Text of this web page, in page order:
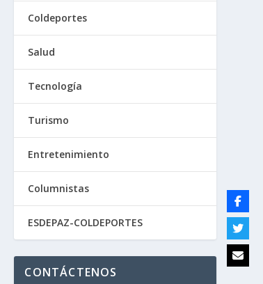
Coldeportes
Salud
Tecnología
Turismo
Entretenimiento
Columnistas
ESDEPAZ-COLDEPORTES
CONTÁCTENOS